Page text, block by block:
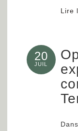
Lire
20
JUIL